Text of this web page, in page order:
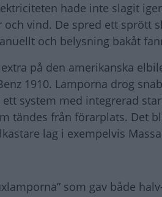
hade inte slagit
vind. De spred ett sprött
och belysning bakåt
på den amerikanska
1910. Lamporna drog
system med integrerad
tändes från förarplats. Det
lag i exempelvis
som gav både